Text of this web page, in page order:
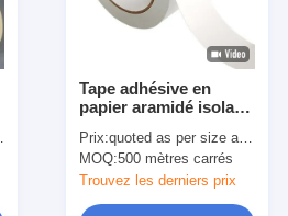
Tape adhésive en
papier aramidé isolant
plusieurs options de
modèle
Prix:quoted as per size and quantity
MOQ:500 mètres carrés
Trouvez les derniers prix